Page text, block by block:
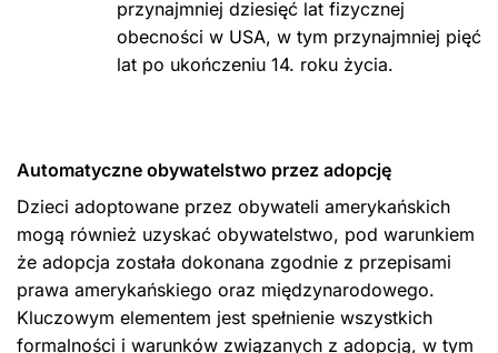
przynajmniej dziesięć lat fizycznej
obecności w USA, w tym przynajmniej pięć
lat po ukończeniu 14. roku życia.
Automatyczne obywatelstwo przez adopcję
Dzieci adoptowane przez obywateli amerykańskich
mogą również uzyskać obywatelstwo, pod warunkiem
że adopcja została dokonana zgodnie z przepisami
prawa amerykańskiego oraz międzynarodowego.
Kluczowym elementem jest spełnienie wszystkich
formalności i warunków związanych z adopcją, w tym